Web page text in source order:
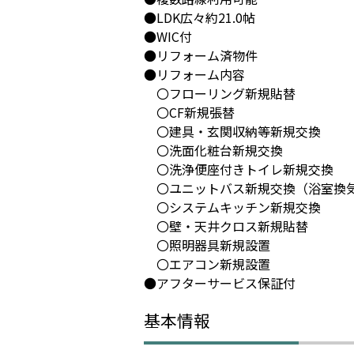
●LDK広々約21.0帖
●WIC付
●リフォーム済物件
●リフォーム内容
〇フローリング新規貼替
〇CF新規張替
〇建具・玄関収納等新規交換
〇洗面化粧台新規交換
〇洗浄便座付きトイレ新規交換
〇ユニットバス新規交換（浴室換
〇システムキッチン新規交換
〇壁・天井クロス新規貼替
〇照明器具新規設置
〇エアコン新規設置
●アフターサービス保証付
基本情報